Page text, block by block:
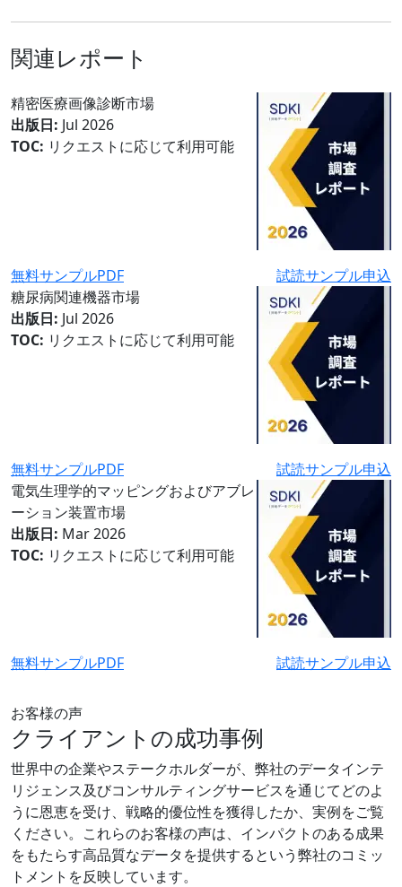
関連レポート
精密医療画像診断市場
出版日: Jul 2026
TOC: リクエストに応じて利用可能
無料サンプルPDF
試読サンプル申込
糖尿病関連機器市場
出版日: Jul 2026
TOC: リクエストに応じて利用可能
無料サンプルPDF
試読サンプル申込
電気生理学的マッピングおよびアブレ
ーション装置市場
出版日: Mar 2026
TOC: リクエストに応じて利用可能
無料サンプルPDF 試読サンプル申込
お客様の声
クライアントの成功事例
世界中の企業やステークホルダーが、弊社のデータインテ
リジェンス及びコンサルティングサービスを通じてどのよ
うに恩恵を受け、戦略的優位性を獲得したか、実例をご覧
ください。これらのお客様の声は、インパクトのある成果
をもたらす高品質なデータを提供するという弊社のコミッ
トメントを反映しています。